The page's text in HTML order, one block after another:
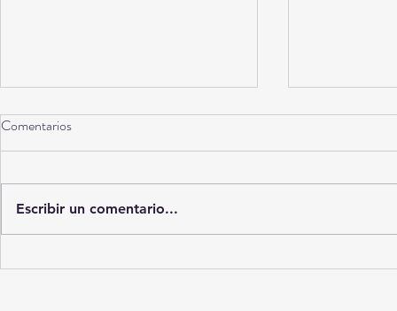
Torreón a 10 años
Comentarios
Escribir un comentario...